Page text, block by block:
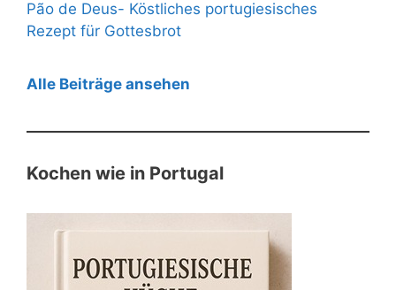
Pão de Deus- Köstliches portugiesisches
Rezept für Gottesbrot
Alle Beiträge ansehen
Kochen wie in Portugal